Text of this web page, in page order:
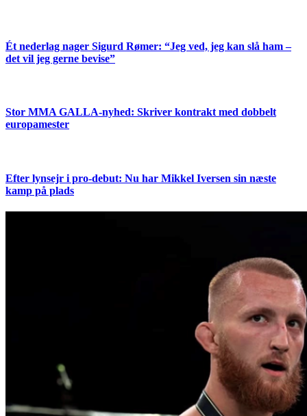
Ét nederlag nager Sigurd Rømer: “Jeg ved, jeg kan slå ham –
det vil jeg gerne bevise”
Stor MMA GALLA-nyhed: Skriver kontrakt med dobbelt
europamester
Efter lynsejr i pro-debut: Nu har Mikkel Iversen sin næste
kamp på plads